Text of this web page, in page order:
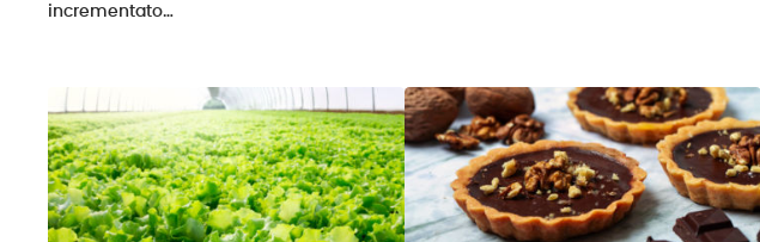
incrementato…